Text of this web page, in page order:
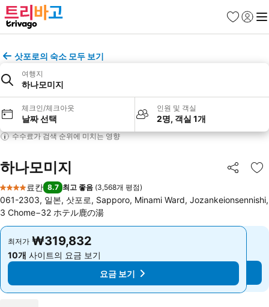
즐겨찾기
로그인
메
삿포로의 숙소 모두 보기
여행지
하나모미지
체크인/체크아웃
날짜 선택
인원 및 객실
2명, 객실 1개
수수료가 검색 순위에 미치는 영향
하나모미지 공유
즐
4 성급
료칸 8.7 최고 좋음 (3,568개 평점)
061-2303, 일본, 삿포로, Sapporo, Minami Ward, Jozankeionsennishi,
3 Chome−32 ホテル鹿の湯
최저가 ₩319,832
10개 사이트의 요금 보기
요금 보기
최저가 ₩319,832
10개 사이트의 요금 보기
요금 보기